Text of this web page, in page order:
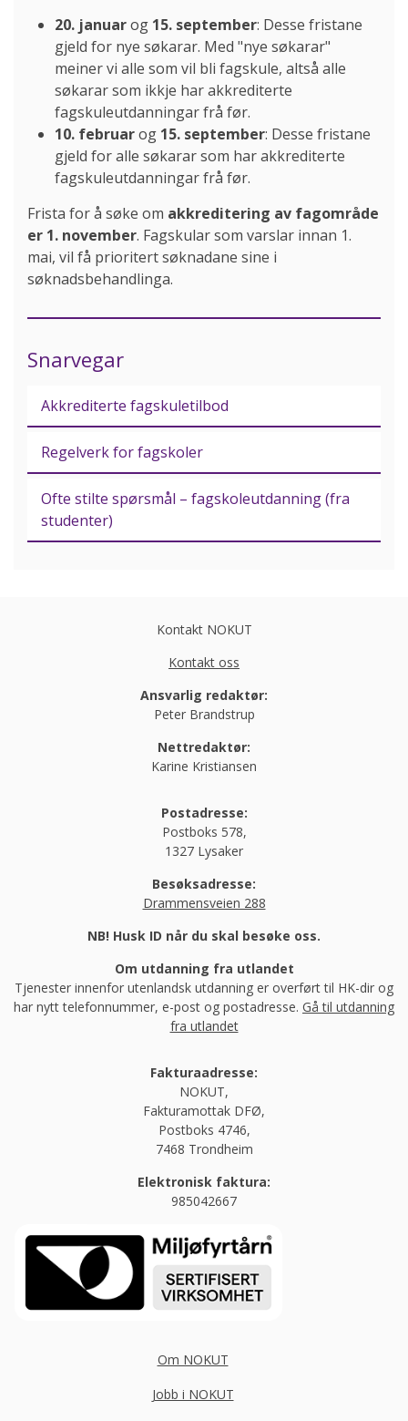
20. januarog 15. september: Desse fristane
gjeld for nye søkarar. Med "nye søkarar"
meiner vi alle som vil bli fagskule, altså alle
søkarar som ikkje har akkrediterte
fagskuleutdanningar frå før.
10. februarog 15. september: Desse fristane
gjeld for alle søkarar som har akkrediterte
fagskuleutdanningar frå før.
Frista for å søke om akkreditering av fagområde
er 1. november. Fagskular som varslar innan 1.
mai, vil få prioritert søknadane sine i
søknadsbehandlinga.
Snarvegar
Akkrediterte fagskuletilbod
Regelverk for fagskoler
Ofte stilte spørsmål – fagskoleutdanning (fra
studenter)
Kontakt NOKUT
Kontakt oss
Ansvarlig redaktør:
Peter Brandstrup
Nettredaktør:
Karine Kristiansen
Postadresse:
Postboks 578,
1327 Lysaker
Besøksadresse:
Drammensveien 288
NB! Husk ID når du skal besøke oss.
Om utdanning fra utlandet
Tjenester innenfor utenlandsk utdanning er overført til HK-dir og
har nytt telefonnummer, e-post og postadresse. Gå til utdanning
fra utlandet
Fakturaadresse:
NOKUT,
Fakturamottak DFØ,
Postboks 4746,
7468 Trondheim
Elektronisk faktura:
985042667
Om NOKUT
Jobb i NOKUT